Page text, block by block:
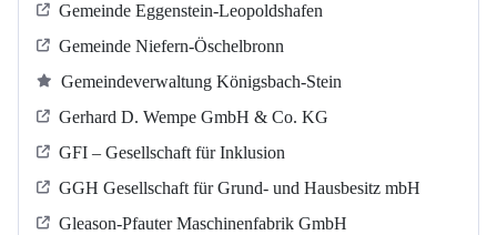
Gemeinde Eggenstein-Leopoldshafen
Gemeinde Niefern-Öschelbronn
Gemeindeverwaltung Königsbach-Stein
Gerhard D. Wempe GmbH & Co. KG
GFI – Gesellschaft für Inklusion
GGH Gesellschaft für Grund- und Hausbesitz mbH
Gleason-Pfauter Maschinenfabrik GmbH